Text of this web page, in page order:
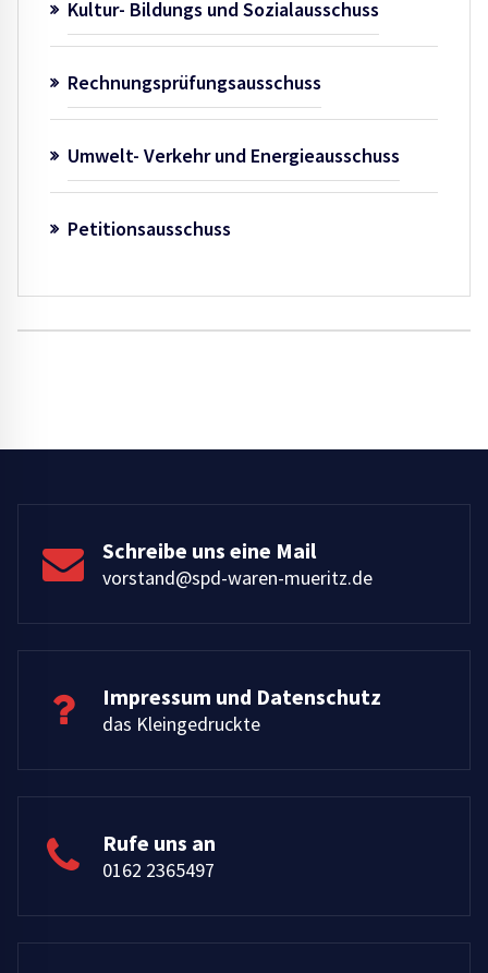
Kultur- Bildungs und Sozialausschuss
Rechnungsprüfungsausschuss
Umwelt- Verkehr und Energieausschuss
Petitionsausschuss
Schreibe uns eine Mail
vorstand@spd-waren-mueritz.de
Impressum und Datenschutz
das Kleingedruckte
Rufe uns an
0162 2365497